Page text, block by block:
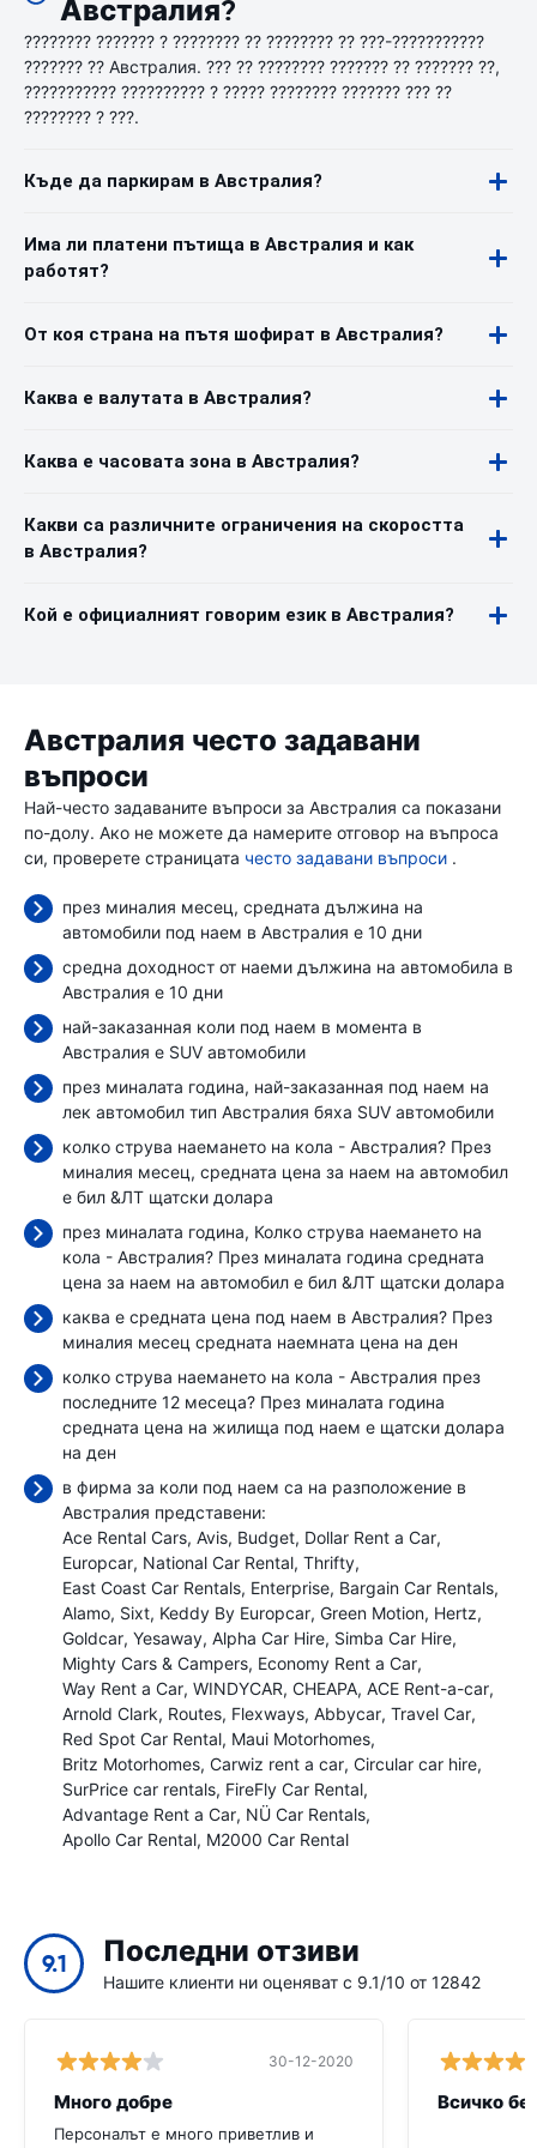
Австралия?
???????? ??????? ? ???????? ?? ???????? ?? ???-???????????
??????? ?? Австралия. ??? ?? ???????? ??????? ?? ??????? ??,
??????????? ?????????? ? ????? ???????? ??????? ??? ??
???????? ? ???.
Къде да паркирам в Австралия?
Има ли платени пътища в Австралия и как
работят?
От коя страна на пътя шофират в Австралия?
Каква е валутата в Австралия?
Каква е часовата зона в Австралия?
Какви са различните ограничения на скоростта
в Австралия?
Кой е официалният говорим език в Австралия?
Австралия често задавани
въпроси
Най-често задаваните въпроси за Австралия са показани
по-долу. Ако не можете да намерите отговор на въпроса
си, проверете страницата често задавани въпроси .
през миналия месец, средната дължина на
автомобили под наем в Австралия е 10 дни
средна доходност от наеми дължина на автомобила в
Австралия е 10 дни
най-заказанная коли под наем в момента в
Австралия е SUV автомобили
през миналата година, най-заказанная под наем на
лек автомобил тип Австралия бяха SUV автомобили
колко струва наемането на кола - Австралия? През
миналия месец, средната цена за наем на автомобил
е бил &ЛТ щатски долара
през миналата година, Колко струва наемането на
кола - Австралия? През миналата година средната
цена за наем на автомобил е бил &ЛТ щатски долара
каква е средната цена под наем в Австралия? През
миналия месец средната наемната цена на ден
колко струва наемането на кола - Австралия през
последните 12 месеца? През миналата година
средната цена на жилища под наем е щатски долара
на ден
в фирма за коли под наем са на разположение в
Австралия представени:
Ace Rental Cars Avis Budget Dollar Rent a Car
Europcar National Car Rental Thrifty
East Coast Car Rentals Enterprise Bargain Car Rentals
Alamo Sixt Keddy By Europcar Green Motion Hertz
Goldcar Yesaway Alpha Car Hire Simba Car Hire
Mighty Cars & Campers Economy Rent a Car
Way Rent a Car WINDYCAR CHEAPA ACE Rent-a-car
Arnold Clark Routes Flexways Abbycar Travel Car
Red Spot Car Rental Maui Motorhomes
Britz Motorhomes Carwiz rent a car Circular car hire
SurPrice car rentals FireFly Car Rental
Advantage Rent a Car NÜ Car Rentals
Apollo Car Rental M2000 Car Rental
9.1 Последни отзиви
Нашите клиенти ни оценяват с 9.1/10 от 12842
30-12-2020
Много добре
Персоналът е много приветлив и
Всичко